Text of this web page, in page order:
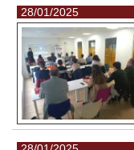
28/01/2025